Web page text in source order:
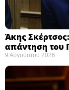
Άκης
απάντηση του
9 Αυγούστου 2026